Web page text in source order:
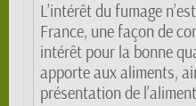
L’intérêt du fumage
France, une façon de
intérêt pour la bonne
apporte aux aliments,
présentation de